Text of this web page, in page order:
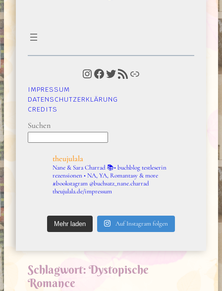
Instagram Facebook Twitter RSS-Feed Link
IMPRESSUM
DATENSCHUTZERKLÄRUNG
CREDITS
Suchen
theujulala
Nane & Sara Charrad📚• buchblog testleserin
rezensionen • NA, YA, Romantasy & more
#bookstagram @buchsatz_nane.charrad
theujulala.de/impressum
Mehr laden Auf Instagram folgen
Schlagwort: Dystopische
Romance